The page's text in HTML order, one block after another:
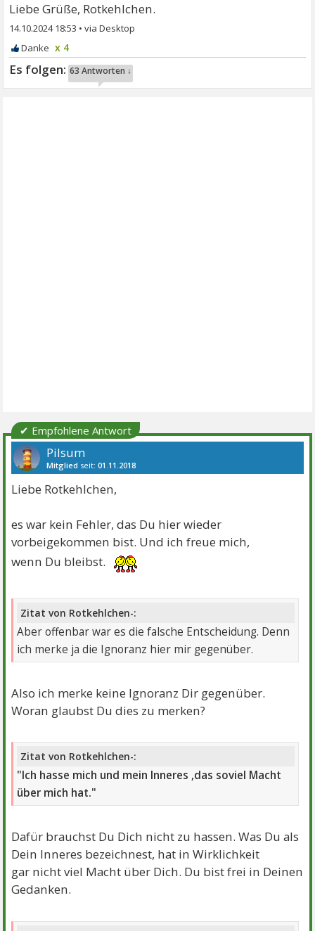
Liebe Grüße, Rotkehlchen.
14.10.2024 18:53 •
x 4
63 Antworten ↓
✔ Empfohlene Antwort
Pilsum
Mitglied seit:01.11.2018
Liebe Rotkehlchen,
es war kein Fehler, das Du hier wieder
vorbeigekommen bist. Und ich freue mich,
wenn Du bleibst.
Zitat von Rotkehlchen-:
Aber offenbar war es die falsche Entscheidung. Denn
ich merke ja die Ignoranz hier mir gegenüber.
Also ich merke keine Ignoranz Dir gegenüber.
Woran glaubst Du dies zu merken?
Zitat von Rotkehlchen-:
"Ich hasse mich und mein Inneres ,das soviel Macht
über mich hat."
Dafür brauchst Du Dich nicht zu hassen. Was Du als
Dein Inneres bezeichnest, hat in Wirklichkeit
gar nicht viel Macht über Dich. Du bist frei in Deinen
Gedanken.